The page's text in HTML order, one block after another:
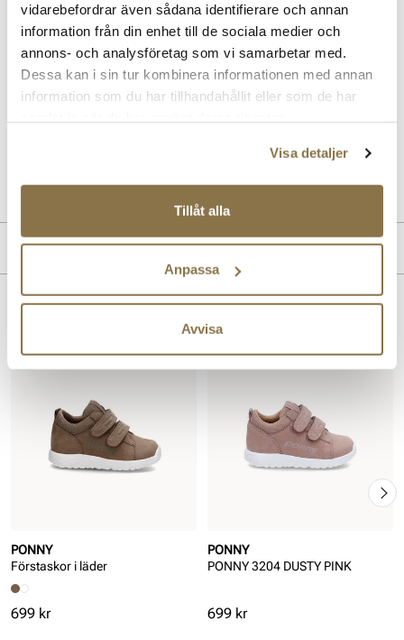
vidarebefordrar även sådana identifierare och annan
information från din enhet till de sociala medier och
annons- och analysföretag som vi samarbetar med.
Dessa kan i sin tur kombinera informationen med annan
information som du har tillhandahållit eller som de har
Visa detaljer
Tillåt alla
Anpassa
Avvisa
Beskrivning
Användarsandal från Ponny för de minsta. Lätt sandal i mjukt läder
och läderfoder, med bra skydd för små tår. Bra stöd i hälkappan och
praktisk kardborrestängning på vristen och framfoten gör skorna
extra bekväma och lätta att ta av och på. Superlätt sula med
gummierade partier ger suveränt grepp.
Lev. art. nr26V3211
Produktdetaljer
Foder:Skinn
Liknande produkter
PONNY
Förstaskor i läder
Pris
699 kr
PONNY
PONNY 3204 DUSTY PINK
Pris
699 kr